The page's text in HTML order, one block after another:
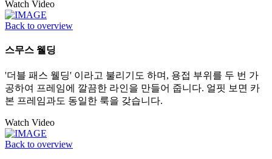
Watch Video
Back to overview
스무스 웰딩
'더블 패스 웰딩' 이라고 불리기도 하며, 용접 부위를 두 번 가
공하여 프레임에 깔끔한 라인을 만들어 줍니다. 얼핏 보면 카
본 프레임과도 동일한 룩을 갖습니다.
Watch Video
Back to overview